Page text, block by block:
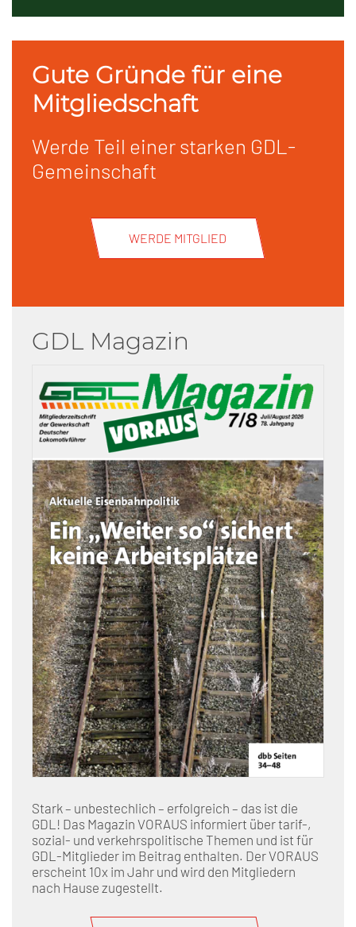
Gute Gründe für eine
Mitgliedschaft
Werde Teil einer starken GDL-
Gemeinschaft
WERDE MITGLIED
GDL Magazin
Stark – unbestechlich – erfolgreich – das ist die
GDL! Das Magazin VORAUS informiert über tarif-,
sozial- und verkehrspolitische Themen und ist für
GDL-Mitglieder im Beitrag enthalten. Der VORAUS
erscheint 10x im Jahr und wird den Mitgliedern
nach Hause zugestellt.